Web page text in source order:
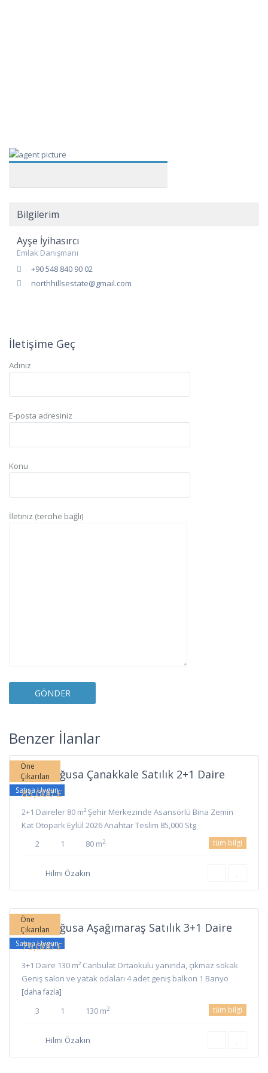
Bilgilerim
Ayşe İyihasırcı
Emlak Danışmanı
+90 548 840 90 02
northhillsestate@gmail.com
İletişime Geç
Adınız
E-posta adresiniz
Konu
İletiniz (tercihe bağlı)
Benzer İlanlar
Çanakkale
Gazimağusa
Öne
Çıkarılan
Satışa Uygun
Gazimağusa Çanakkale Satılık 2+1 Daire
85,000 £
2+1 Daireler 80 m² Şehir Merkezinde Asansörlü Bina Zemin
Kat Otopark Eylül 2026 Anahtar Teslim 85,000 Stg
2
1 80 m2 tüm bilgi
Hilmi Özakın
Aşağı
Öne
Çıkarılan
Satışa Uygun
Gazimağusa Aşağımaraş Satılık 3+1 Daire
79,000 £
3+1 Daire 130 m² Canbulat Ortaokulu yanında, çıkmaz sokak
Geniş salon ve yatak odaları 4 adet geniş balkon 1 Banyo
[daha fazla]
3 1 130 m2 tüm bilgi
Hilmi Özakın